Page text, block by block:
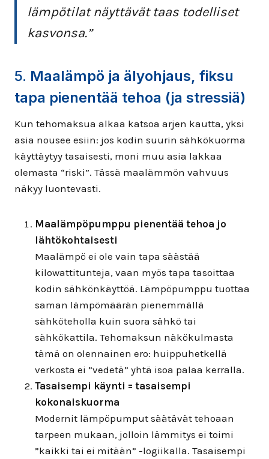
lämpötilat näyttävät taas todelliset
kasvonsa.”
5. Maalämpö ja älyohjaus, fiksu
tapa pienentää tehoa (ja stressiä)
Kun tehomaksua alkaa katsoa arjen kautta, yksi
asia nousee esiin: jos kodin suurin sähkökuorma
käyttäytyy tasaisesti, moni muu asia lakkaa
olemasta “riski”. Tässä maalämmön vahvuus
näkyy luontevasti.
Maalämpöpumppu pienentää tehoa jo
lähtökohtaisesti
Maalämpö ei ole vain tapa säästää
kilowattitunteja, vaan myös tapa tasoittaa
kodin sähkönkäyttöä. Lämpöpumppu tuottaa
saman lämpömäärän pienemmällä
sähköteholla kuin suora sähkö tai
sähkökattila. Tehomaksun näkökulmasta
tämä on olennainen ero: huippuhetkellä
verkosta ei ”vedetä” yhtä isoa palaa kerralla.
Tasaisempi käynti = tasaisempi
kokonaiskuorma
Modernit lämpöpumput säätävät tehoaan
tarpeen mukaan, jolloin lämmitys ei toimi
”kaikki tai ei mitään” -logiikalla. Tasaisempi